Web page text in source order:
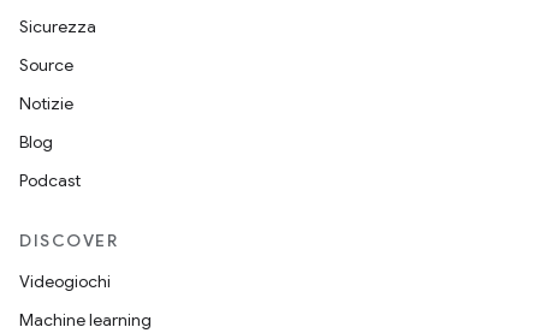
Sicurezza
Source
Notizie
Blog
Podcast
DISCOVER
Videogiochi
Machine learning